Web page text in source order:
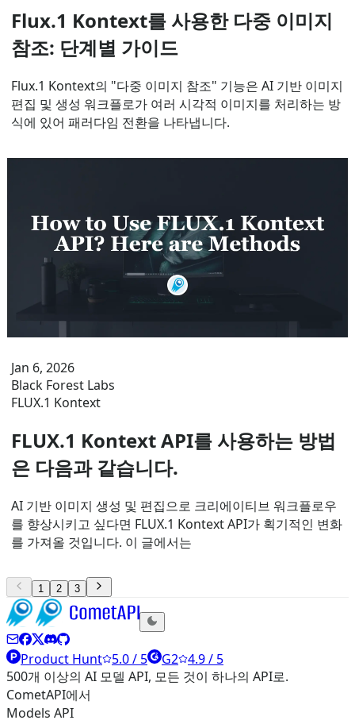
Flux.1 Kontext를 사용한 다중 이미지
참조: 단계별 가이드
Flux.1 Kontext의 "다중 이미지 참조" 기능은 AI 기반 이미지
편집 및 생성 워크플로가 여러 시각적 이미지를 처리하는 방
식에 있어 패러다임 전환을 나타냅니다.
Jan 6, 2026
Black Forest Labs
FLUX.1 Kontext
FLUX.1 Kontext API를 사용하는 방법
은 다음과 같습니다.
AI 기반 이미지 생성 및 편집으로 크리에이티브 워크플로우
를 향상시키고 싶다면 FLUX.1 Kontext API가 획기적인 변화
를 가져올 것입니다. 이 글에서는
1 2 3
Product Hunt 5.0 / 5 G2 4.9 / 5
500개 이상의 AI 모델 API, 모든 것이 하나의 API로.
CometAPI에서
Models API